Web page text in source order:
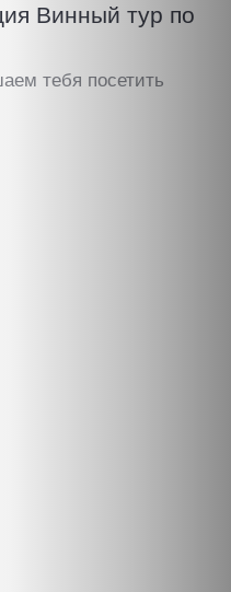
Винный тур по
тебя посетить